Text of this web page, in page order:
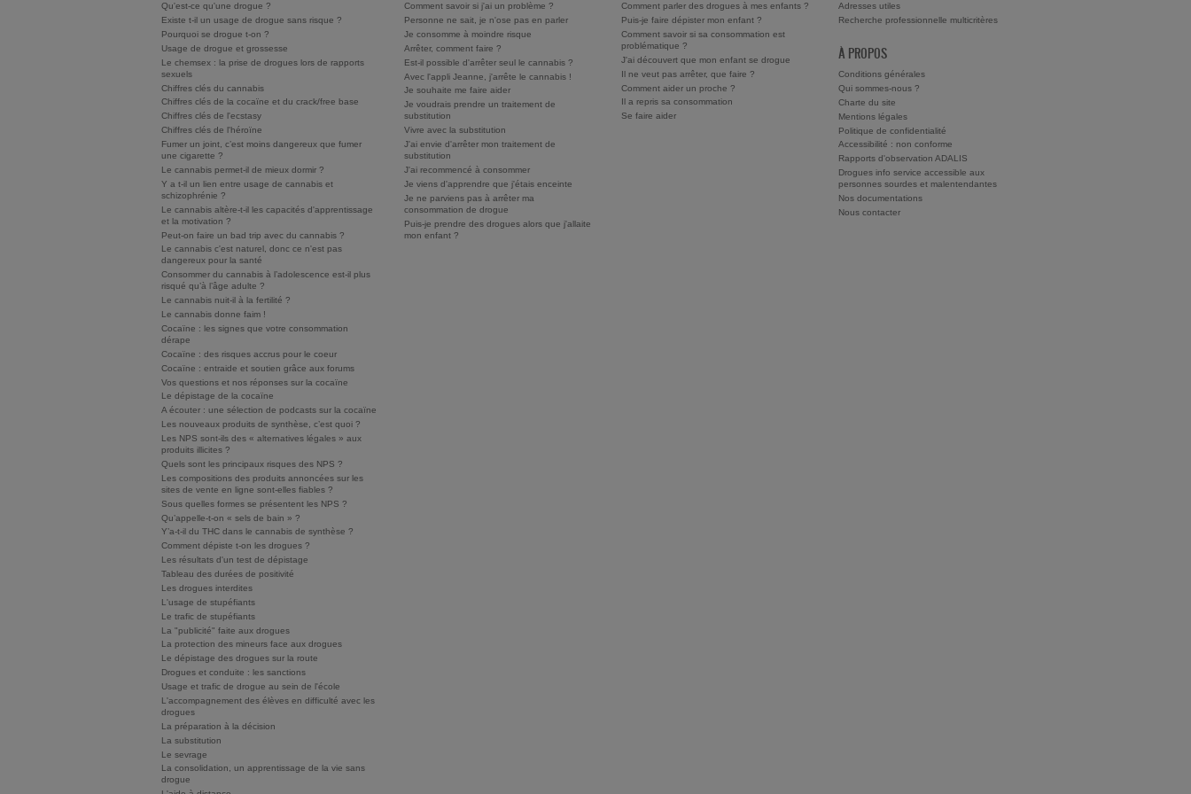
Qu'est-ce qu'une drogue ?
Existe t-il un usage de drogue sans risque ?
Pourquoi se drogue t-on ?
Usage de drogue et grossesse
Le chemsex : la prise de drogues lors de rapports
sexuels
Chiffres clés du cannabis
Chiffres clés de la cocaïne et du crack/free base
Chiffres clés de l'ecstasy
Chiffres clés de l'héroïne
Fumer un joint, c’est moins dangereux que fumer
une cigarette ?
Le cannabis permet-il de mieux dormir ?
Y a t-il un lien entre usage de cannabis et
schizophrénie ?
Le cannabis altère-t-il les capacités d'apprentissage
et la motivation ?
Peut-on faire un bad trip avec du cannabis ?
Le cannabis c'est naturel, donc ce n'est pas
dangereux pour la santé
Consommer du cannabis à l’adolescence est-il plus
risqué qu’à l’âge adulte ?
Le cannabis nuit-il à la fertilité ?
Le cannabis donne faim !
Cocaïne : les signes que votre consommation
dérape
Cocaïne : des risques accrus pour le coeur
Cocaïne : entraide et soutien grâce aux forums
Vos questions et nos réponses sur la cocaïne
Le dépistage de la cocaïne
A écouter : une sélection de podcasts sur la cocaïne
Les nouveaux produits de synthèse, c’est quoi ?
Les NPS sont-ils des « alternatives légales » aux
produits illicites ?
Quels sont les principaux risques des NPS ?
Les compositions des produits annoncées sur les
sites de vente en ligne sont-elles fiables ?
Sous quelles formes se présentent les NPS ?
Qu’appelle-t-on « sels de bain » ?
Y’a-t-il du THC dans le cannabis de synthèse ?
Comment dépiste t-on les drogues ?
Les résultats d'un test de dépistage
Tableau des durées de positivité
Les drogues interdites
L'usage de stupéfiants
Le trafic de stupéfiants
La "publicité" faite aux drogues
La protection des mineurs face aux drogues
Le dépistage des drogues sur la route
Drogues et conduite : les sanctions
Usage et trafic de drogue au sein de l'école
L'accompagnement des élèves en difficulté avec les
drogues
La préparation à la décision
La substitution
Le sevrage
La consolidation, un apprentissage de la vie sans
drogue
Comment savoir si j'ai un problème ?
Personne ne sait, je n'ose pas en parler
Je consomme à moindre risque
Arrêter, comment faire ?
Est-il possible d'arrêter seul le cannabis ?
Avec l'appli Jeanne, j'arrête le cannabis !
Je souhaite me faire aider
Je voudrais prendre un traitement de
substitution
Vivre avec la substitution
J'ai envie d'arrêter mon traitement de
substitution
J'ai recommencé à consommer
Je viens d'apprendre que j'étais enceinte
Je ne parviens pas à arrêter ma
consommation de drogue
Puis-je prendre des drogues alors que j'allaite
mon enfant ?
Comment parler des drogues à mes enfants ?
Puis-je faire dépister mon enfant ?
Comment savoir si sa consommation est
problématique ?
J'ai découvert que mon enfant se drogue
Il ne veut pas arrêter, que faire ?
Comment aider un proche ?
Il a repris sa consommation
Se faire aider
Adresses utiles
Recherche professionnelle multicritères
À PROPOS
Conditions générales
Qui sommes-nous ?
Charte du site
Mentions légales
Politique de confidentialité
Accessibilité : non conforme
Rapports d'observation ADALIS
Drogues info service accessible aux
personnes sourdes et malentendantes
Nos documentations
Nous contacter